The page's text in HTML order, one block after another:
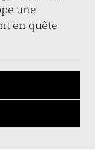
une
en quête